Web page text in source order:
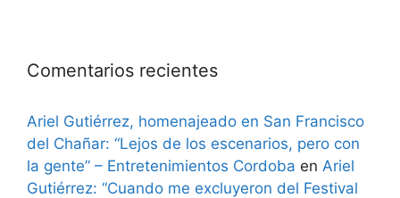
Comentarios recientes
Ariel Gutiérrez, homenajeado en San Francisco
del Chañar: “Lejos de los escenarios, pero con
la gente” – Entretenimientos Cordoba en Ariel
Gutiérrez: “Cuando me excluyeron del Festival